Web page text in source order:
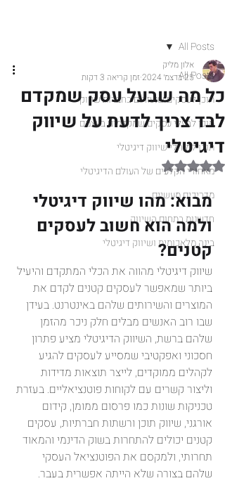
All Posts
תוכן לעסקים שנעזרים בחברות שיווק
תוכן לבעלי עסקים שמקדמים בעצמם
תוכן למנהלי שיווק דיגיטלי
מאחורי הקלעים של העולם הדיגיטלי
מדריכים מעשיים
חדשנות בתחום השיווק
בינה מלאכותית ושיווק דיגיטלי
All Posts
כל מה שבעל עסק שמקדם
לבד צריך לדעת על שיווק
דיגיטלי
אלון מליק
25 בדצמ׳ 2024
זמן קריאה 3 דקות
דירוג של NaN מתוך 5 כוכבים
מבוא: מהו שיווק דיגיטלי
ולמה הוא חשוב לעסקים
קטנים?
שיווק דיגיטלי מהווה את הכלי המתקדם והיעיל
ביותר שמאפשר לעסקים קטנים לקדם את
המוצרים והשירותים שלהם באינטרנט. בעידן
שבו רוב האנשים מבלים חלק ניכר מהזמן
שלהם ברשת, השיווק הדיגיטלי מציע פתרון
חסכוני ואפקטיבי שמסייע לעסקים להגיע
לקהלים ממוקדים, לייצר תוצאות מדידות
וליצור קשרים עם לקוחות פוטנציאליים. בעזרת
טכניקות שונות כמו פרסום ממומן, קידום
אורגני, שיווק תוכן ורשתות חברתיות, עסקים
קטנים יכולים להתחרות בשוק הדינמי והמאוד
תחרותי, ולמקסם את הפוטנציאל העסקי
שלהם בצורה שלא הייתה אפשרית בעבר.